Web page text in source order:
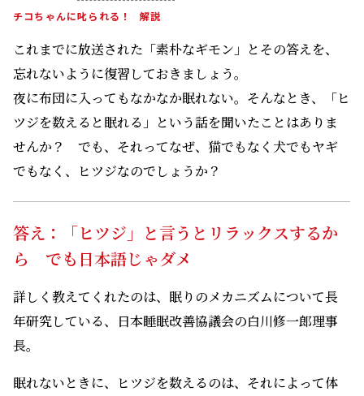
チコちゃんに叱られる！ 解説
これまでに放送された「素朴なギモン」とその答えを、
忘れないように復習しておきましょう。
夜に布団に入ってもなかなか眠れない。そんなとき、「ヒ
ツジを数えると眠れる」という話を聞いたことはありま
せんか？ でも、それってなぜ、猫でもなく犬でもヤギ
でもなく、ヒツジなのでしょうか？
答え：「ヒツジ」と言うとリラックスするか
ら でも日本語じゃダメ
詳しく教えてくれたのは、眠りのメカニズムについて長
年研究している、日本睡眠改善協議会の白川修一郎理事
長。
眠れないときに、ヒツジを数えるのは、それによって体